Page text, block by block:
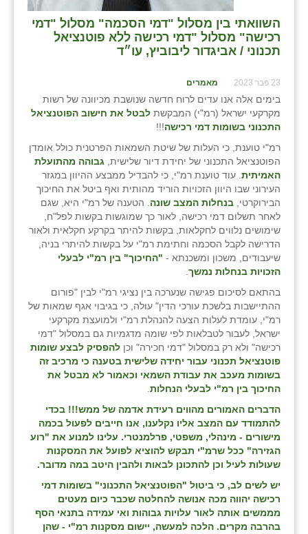
השוואתי בין מסלול "דמי הסכמה" מסלול "דמי
רכישה" מסלול "דמי רכישה ללא פוטנציאל
תכנוני / אביגדור ליבוביץ, עו״ד
23 פבר 2023 מאמרים
בימים אלה אנו עדים לרוח חדשה שנושבת מכיוונה של רשות
מקרקעי ישראל (רמ"י) המבקשת לבטל את חישוב הפוטנציאל
התכנוני בשומות דמי רכישה!!!
רמ"י טוענת, כי העלות של שיטת השמאות הפרטנית כולל אומדן
הפוטנציאל התכנוני של יחידת דיור שלישית, גבוהה מהתועלת
האמיתית . עוד טוענת רמ"י, כי להבדיל ממבצע ההיוון במגזר
העירוני שבו היוון הזכויות הוריד מהותית ואף ביטל את החיכוך
הבירוקרטי, בנחלות המצב שונה . הטענה של רמ"י היא, שגם
לאחר תשלום דמי רכישה, לאור כך שמוגשות בקשות לפל"ח,
שימושים נלווים לחקלאות, בקשות להיתר בקרקע חקלאית ולאור
הדרישה לקבל הסכמה וחתימת רמ"י על בקשות להיתרי בניה,
שיעבודים, משכון ומשכנתא - "החיכוך" בין רמ"י לבעלי
הזכויות בנחלות נמשך
בהתאם לסיכום פגישה שנערכה בין נציגי רמ"י לבין "פורום
ההתיישבות בלשכת עורכי הדין" עולה, כי בגיבוי אגף שמאות של
רמ"י, עומדת לעלות הצעה להנהלת רמ"י ולמועצת מקרקעי
ישראל, לעבור לטבלאות לפי שומה מדגמיות גם במסלול "דמי
רכישה" ולא רק במסלול "דמי חכירה" וכן להפסיק לבצע שומות
פוטנציאל תכנוני עבור יחידה שלישית בטענה כי מרכיב זה
בשומות מעכב את עבודת השמאי וכאמור לא מבטל את
החיכוך בין רמ"י לבעלי הנחלות
הדברים האמורים מהווים רעידת אדמה של ממש!!! בכדי
להתמודד עם המצב אליו נקלענו, אנו חייבים לפעול בכמה
מישורים - מינהלי, משפטי, פרלמנטרי. עלינו למנוע את "רוע
הגזירה" ככל שרמ"י תבקש להוציא לפועל את המסקנות
שעולות לעיל וכן להתכונן לבאות ולהבין היטב במה מדובר.
יש לשים לב, כי ביטול "הפוטנציאל התכנוני" בשומות דמי
רכישה יהווה מכה אנושה להחלטה שכבר כיום מעטים
מממשים אותה לאור עלויות גבוהות ואי עמידה בתנאי הסף
בהרבה מקרים. הלכה למעשה, יישום מסקנות רמ"י - שהן